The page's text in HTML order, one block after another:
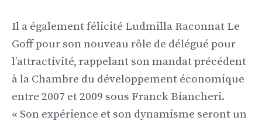
Il a également félicité Ludmilla Raconnat Le
Goff pour son nouveau rôle de délégué pour
l’attractivité, rappelant son mandat précédent
à la Chambre du développement économique
entre 2007 et 2009 sous Franck Biancheri.
« Son expérience et son dynamisme seront un